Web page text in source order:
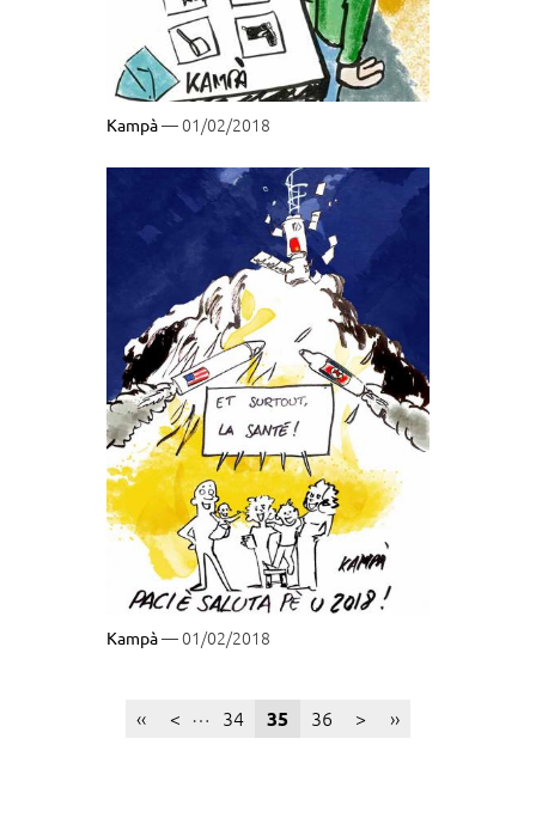
Kampà— 01/02/2018
Kampà— 01/02/2018
Pagination
Première
‹‹
Page
< … Page
34 Page
35 Page
36
Page
>
Dernière
››